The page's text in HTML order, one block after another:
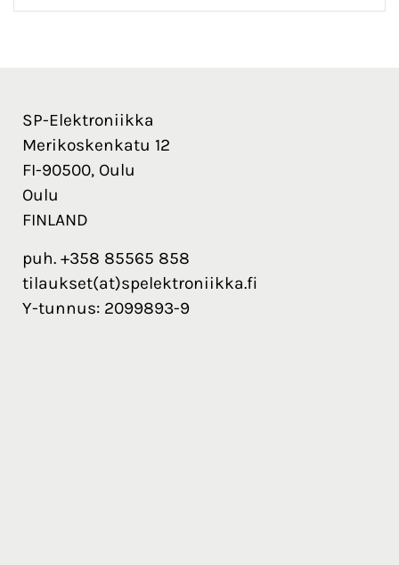
SP-Elektroniikka
Merikoskenkatu 12
FI-90500, Oulu
Oulu
FINLAND
puh. +358 85565 858
tilaukset(at)spelektroniikka.fi
Y-tunnus: 2099893-9